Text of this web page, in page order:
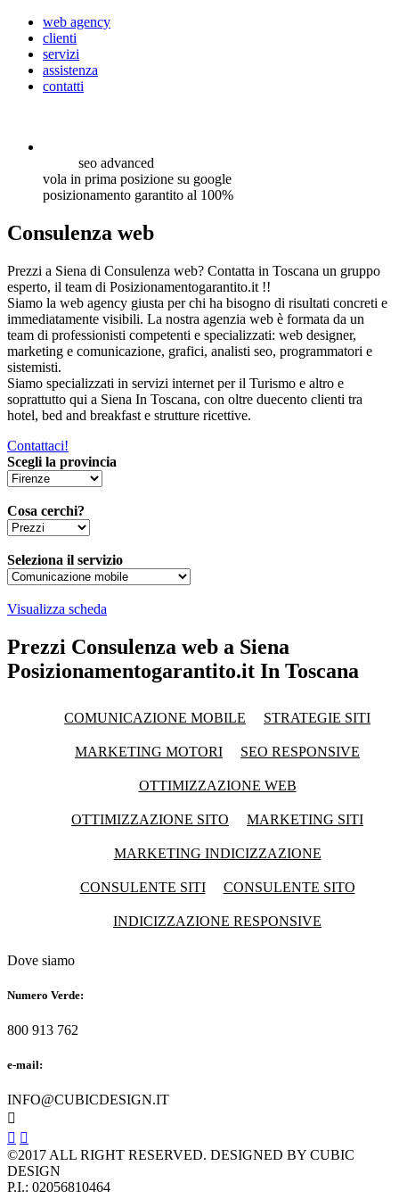
web agency
clienti
servizi
assistenza
contatti
seo advanced
vola in prima posizione su google
posizionamento garantito al 100%
Consulenza web
Prezzi a Siena di Consulenza web? Contatta in Toscana un gruppo
esperto, il team di Posizionamentogarantito.it !!
Siamo la web agency giusta per chi ha bisogno di risultati concreti e
immediatamente visibili. La nostra agenzia web è formata da un
team di professionisti competenti e specializzati: web designer,
marketing e comunicazione, grafici, analisti seo, programmatori e
sistemisti.
Siamo specializzati in servizi internet per il Turismo e altro e
soprattutto qui a Siena In Toscana, con oltre duecento clienti tra
hotel, bed and breakfast e strutture ricettive.
Contattaci!
Scegli la provincia
Cosa cerchi?
Seleziona il servizio
Visualizza scheda
Prezzi Consulenza web a Siena
Posizionamentogarantito.it In Toscana
COMUNICAZIONE MOBILE STRATEGIE SITI
MARKETING MOTORI SEO RESPONSIVE
OTTIMIZZAZIONE WEB
OTTIMIZZAZIONE SITO MARKETING SITI
MARKETING INDICIZZAZIONE
CONSULENTE SITI CONSULENTE SITO
INDICIZZAZIONE RESPONSIVE
Dove siamo
Numero Verde:
800 913 762
e-mail:
INFO@CUBICDESIGN.IT

 
©2017 ALL RIGHT RESERVED. DESIGNED BY CUBIC
DESIGN
P.I.: 02056810464